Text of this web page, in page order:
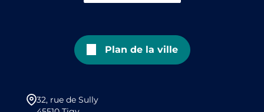
Plan de la ville
32, rue de Sully